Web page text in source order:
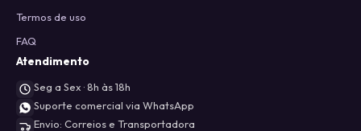
Termos de uso
FAQ
Atendimento
Seg a Sex · 8h às 18h
Suporte comercial via WhatsApp
Envio: Correios e Transportadora